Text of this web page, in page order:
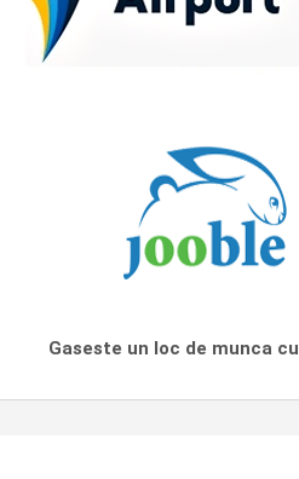
Gaseste un loc de munca cu